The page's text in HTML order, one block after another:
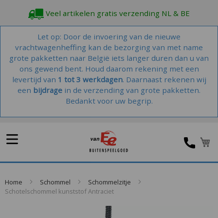
Veel artikelen gratis verzending NL & BE
Let op: Door de invoering van de nieuwe
vrachtwagenheffing kan de bezorging van met name
grote pakketten naar België iets langer duren dan u van
ons gewend bent. Houd daarom rekening met een
levertijd van 1 tot 3 werkdagen. Daarnaast rekenen wij
een bijdrage in de verzending van grote pakketten.
Bedankt voor uw begrip.
Home Schommel
Schommelzitje
Schotelschommel kunststof Antraciet